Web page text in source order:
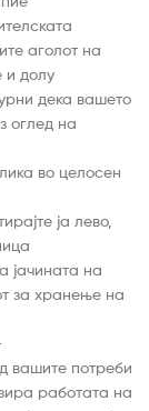
аголот на
и долу
дека вашето
оглед на
во целосен
ја лево,
јачината на
за хранење на
вашите потреби
работата на